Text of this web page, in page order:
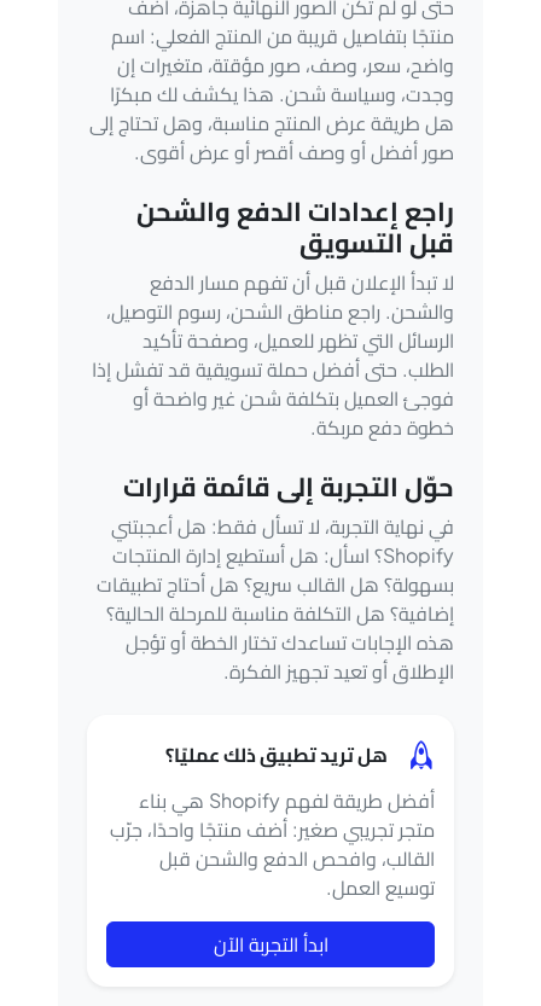
منتجًا بتفاصيل قريبة من المنتج الفعلي: اسم
واضح، سعر، وصف، صور مؤقتة، متغيرات إن
وجدت، وسياسة شحن. هذا يكشف لك مبكرًا
هل طريقة عرض المنتج مناسبة، وهل تحتاج إلى
صور أفضل أو وصف أقصر أو عرض أقوى.
راجع إعدادات الدفع والشحن
قبل التسويق
لا تبدأ الإعلان قبل أن تفهم مسار الدفع
والشحن. راجع مناطق الشحن، رسوم التوصيل،
الرسائل التي تظهر للعميل، وصفحة تأكيد
الطلب. حتى أفضل حملة تسويقية قد تفشل إذا
فوجئ العميل بتكلفة شحن غير واضحة أو
خطوة دفع مربكة.
حوّل التجربة إلى قائمة قرارات
في نهاية التجربة، لا تسأل فقط: هل أعجبتني
Shopify؟ اسأل: هل أستطيع إدارة المنتجات
بسهولة؟ هل القالب سريع؟ هل أحتاج تطبيقات
إضافية؟ هل التكلفة مناسبة للمرحلة الحالية؟
هذه الإجابات تساعدك تختار الخطة أو تؤجل
الإطلاق أو تعيد تجهيز الفكرة.
هل تريد تطبيق ذلك عمليًا؟
أفضل طريقة لفهم Shopify هي بناء
متجر تجريبي صغير: أضف منتجًا واحدًا، جرّب
القالب، وافحص الدفع والشحن قبل
توسيع العمل.
ابدأ التجربة الآن